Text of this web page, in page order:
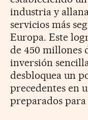
industria y
servicios más
Europa. Este
de 450 millones
inversión
desbloquea un
precedentes en
preparados